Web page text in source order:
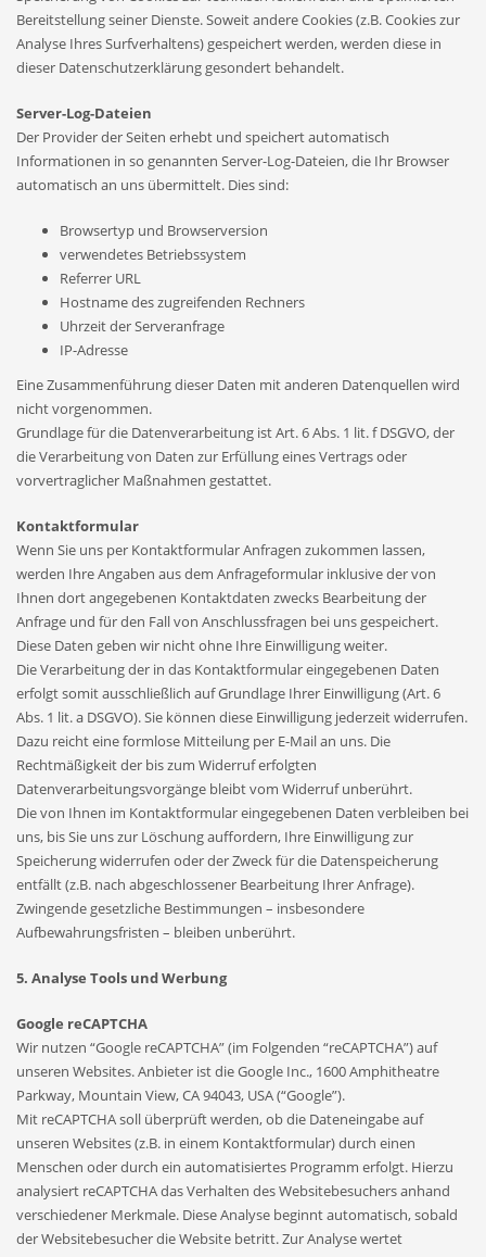
Bereitstellung seiner Dienste. Soweit andere Cookies (z.B. Cookies zur
Analyse Ihres Surfverhaltens) gespeichert werden, werden diese in
dieser Datenschutzerklärung gesondert behandelt.
Server-Log-Dateien
Der Provider der Seiten erhebt und speichert automatisch
Informationen in so genannten Server-Log-Dateien, die Ihr Browser
automatisch an uns übermittelt. Dies sind:
Browsertyp und Browserversion
verwendetes Betriebssystem
Referrer URL
Hostname des zugreifenden Rechners
Uhrzeit der Serveranfrage
IP-Adresse
Eine Zusammenführung dieser Daten mit anderen Datenquellen wird
nicht vorgenommen.
Grundlage für die Datenverarbeitung ist Art. 6 Abs. 1 lit. f DSGVO, der
die Verarbeitung von Daten zur Erfüllung eines Vertrags oder
vorvertraglicher Maßnahmen gestattet.
Kontaktformular
Wenn Sie uns per Kontaktformular Anfragen zukommen lassen,
werden Ihre Angaben aus dem Anfrageformular inklusive der von
Ihnen dort angegebenen Kontaktdaten zwecks Bearbeitung der
Anfrage und für den Fall von Anschlussfragen bei uns gespeichert.
Diese Daten geben wir nicht ohne Ihre Einwilligung weiter.
Die Verarbeitung der in das Kontaktformular eingegebenen Daten
erfolgt somit ausschließlich auf Grundlage Ihrer Einwilligung (Art. 6
Abs. 1 lit. a DSGVO). Sie können diese Einwilligung jederzeit widerrufen.
Dazu reicht eine formlose Mitteilung per E-Mail an uns. Die
Rechtmäßigkeit der bis zum Widerruf erfolgten
Datenverarbeitungsvorgänge bleibt vom Widerruf unberührt.
Die von Ihnen im Kontaktformular eingegebenen Daten verbleiben bei
uns, bis Sie uns zur Löschung auffordern, Ihre Einwilligung zur
Speicherung widerrufen oder der Zweck für die Datenspeicherung
entfällt (z.B. nach abgeschlossener Bearbeitung Ihrer Anfrage).
Zwingende gesetzliche Bestimmungen – insbesondere
Aufbewahrungsfristen – bleiben unberührt.
5. Analyse Tools und Werbung
Google reCAPTCHA
Wir nutzen “Google reCAPTCHA” (im Folgenden “reCAPTCHA”) auf
unseren Websites. Anbieter ist die Google Inc., 1600 Amphitheatre
Parkway, Mountain View, CA 94043, USA (“Google”).
Mit reCAPTCHA soll überprüft werden, ob die Dateneingabe auf
unseren Websites (z.B. in einem Kontaktformular) durch einen
Menschen oder durch ein automatisiertes Programm erfolgt. Hierzu
analysiert reCAPTCHA das Verhalten des Websitebesuchers anhand
verschiedener Merkmale. Diese Analyse beginnt automatisch, sobald
der Websitebesucher die Website betritt. Zur Analyse wertet